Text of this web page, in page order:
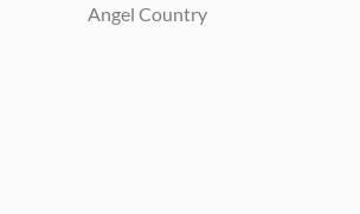
Angel Country